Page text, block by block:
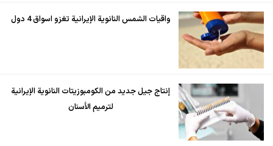
واقيات الشمس النانوية الإيرانية تغزو اسواق 4 دول
إنتاج جيل جديد من الكومبوزيتات النانوية الإيرانية
لترميم الأسنان